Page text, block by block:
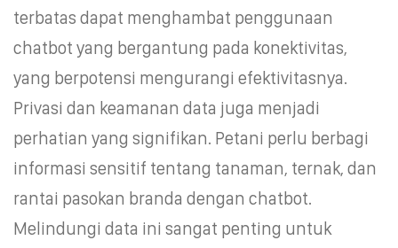
terbatas dapat menghambat penggunaan
chatbot yang bergantung pada konektivitas,
yang berpotensi mengurangi efektivitasnya.
Privasi dan keamanan data juga menjadi
perhatian yang signifikan. Petani perlu berbagi
informasi sensitif tentang tanaman, ternak, dan
rantai pasokan branda dengan chatbot.
Melindungi data ini sangat penting untuk